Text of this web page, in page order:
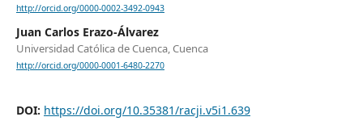
http://orcid.org/0000-0002-3492-0943
Juan Carlos Erazo-Álvarez
Universidad Católica de Cuenca, Cuenca
http://orcid.org/0000-0001-6480-2270
DOI: https://doi.org/10.35381/racji.v5i1.639